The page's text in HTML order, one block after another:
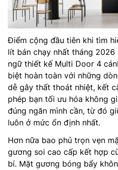
Điểm cộng đầu tiên khi tìm
lít bán chạy nhất tháng 2026
ngữ thiết kế Multi Door 4
biệt hoàn toàn với những
dễ gây thất thoát nhiệt, kết
phép bạn tối ưu hóa không
đúng ngăn mình cần, từ đó
luôn ở mức ổn định nhất.
Hơn nữa bao phủ trọn vẹn
gương soi cao cấp kết hợp
bí. Mặt gương bóng bẩy